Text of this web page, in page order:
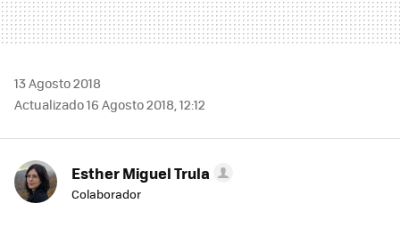
13 Agosto 2018
Actualizado 16 Agosto 2018, 12:12
Esther Miguel Trula
Colaborador